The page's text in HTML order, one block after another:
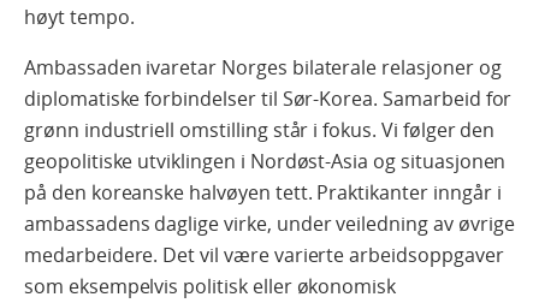
høyt tempo.
Ambassaden ivaretar Norges bilaterale relasjoner og
diplomatiske forbindelser til Sør-Korea. Samarbeid for
grønn industriell omstilling står i fokus. Vi følger den
geopolitiske utviklingen i Nordøst-Asia og situasjonen
på den koreanske halvøyen tett. Praktikanter inngår i
ambassadens daglige virke, under veiledning av øvrige
medarbeidere. Det vil være varierte arbeidsoppgaver
som eksempelvis politisk eller økonomisk